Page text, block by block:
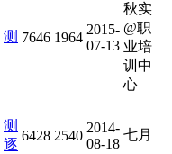
测 7646 1964
2015-
07-13
秋实
@职
业培
训中
心
测
逐
6428 2540
2014-
08-18
七月